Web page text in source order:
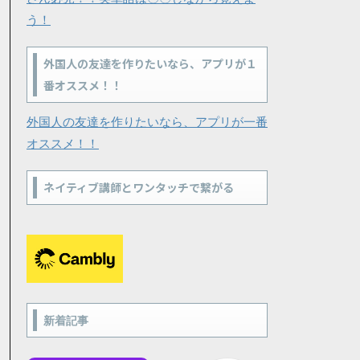
う！
外国人の友達を作りたいなら、アプリが１
番オススメ！！
外国人の友達を作りたいなら、アプリが一番
オススメ！！
ネイティブ講師とワンタッチで繋がる
新着記事